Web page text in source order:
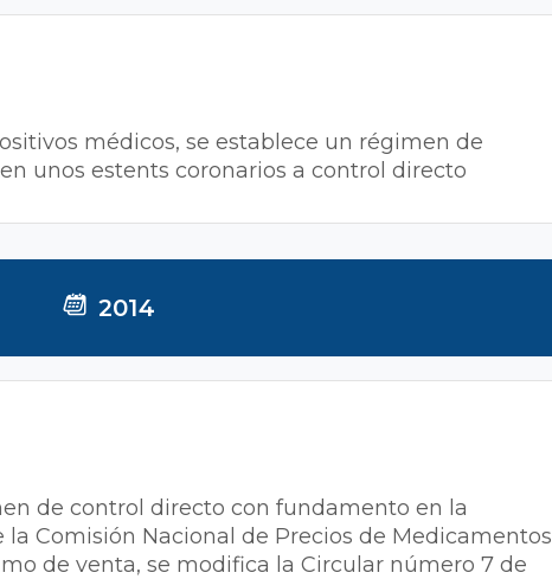
médicos, se establece un régimen de
unos estents coronarios a control directo
2014
de control directo con fundamento en la
Comisión Nacional de Precios de Medicamentos
de venta, se modifica la Circular número 7 de